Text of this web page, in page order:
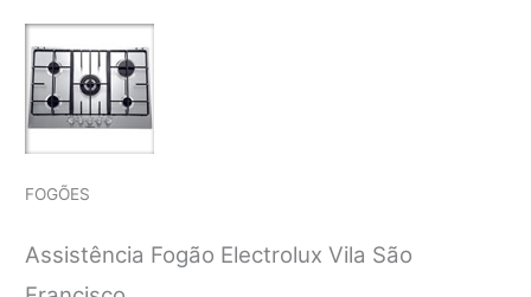
FOGÕES
Assistência Fogão Electrolux Vila São